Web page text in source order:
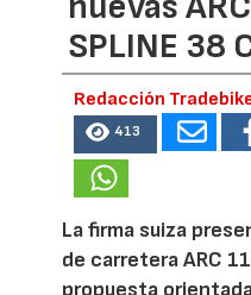
SPLINE 38
Redacción
413
La firma suiza
de carretera ARC
propuesta